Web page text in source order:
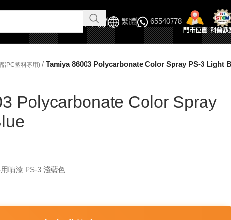
繁體 65540778
PC塑料專用) / Tamiya 86003 Polycarbonate Color Spray PS-3 Light
Polycarbonate Color Spray
噴漆 PS-3 淺藍色